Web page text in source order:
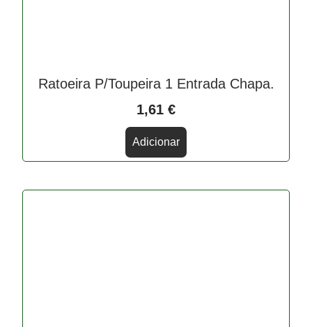
Ratoeira P/Toupeira 1 Entrada Chapa.
1,61 €
Adicionar